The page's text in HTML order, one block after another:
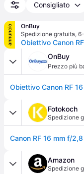
Consigliato
annuncio
OnBuy
Spedizione gratuita,
OnBuy
Prezzo più
Obiettivo Canon RF
Fotokoch
Spedizione
Amazon
Spedizione